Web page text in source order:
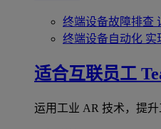
终端设备故障排查
终端设备自动化 实
适合互联员工
运用工业 AR 技术，提升